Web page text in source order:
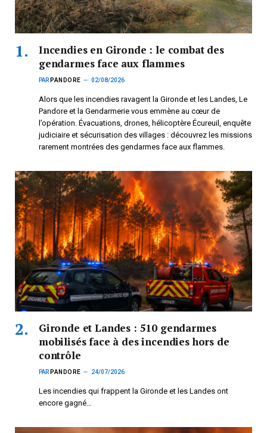
Incendies en Gironde : le combat des
gendarmes face aux flammes
PAR PANDORE 02/08/2026
Alors que les incendies ravagent la Gironde et les Landes, Le
Pandore et la Gendarmerie vous emmène au cœur de
l’opération. Évacuations, drones, hélicoptère Écureuil, enquête
judiciaire et sécurisation des villages : découvrez les missions
rarement montrées des gendarmes face aux flammes.
Gironde et Landes : 510 gendarmes
mobilisés face à des incendies hors de
contrôle
PAR PANDORE 24/07/2026
Les incendies qui frappent la Gironde et les Landes ont
encore gagné…